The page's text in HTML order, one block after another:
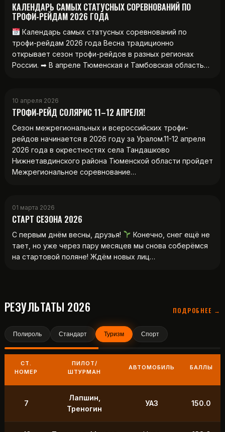
КАЛЕНДАРЬ САМЫХ СТАТУСНЫХ СОРЕВНОВАНИЙ ПО
ТРОФИ-РЕЙДАМ 2026 ГОДА
Календарь самых статусных соревнований по
трофи-рейдам 2026 года Весна традиционно
открывает сезон трофи-рейдов в разных регионах
России. ➡ В апреле Тюменская и Тамбовская область…
10 апреля 2026
ТРОФИ‑РЕЙД СОЛЯРИС 11–12 АПРЕЛЯ!
Сезон межрегиональных и всероссийских трофи-
рейдов начинается в 2026 году за Уралом.11-12 апреля
2026 года в окрестностях села Тандашково
Нижнетавдинского района Тюменской области пройдет
Межрегиональное соревнование…
01 марта 2026
СТАРТ СЕЗОНА 2026
С первым днём весны, друзья!
Конечно, снег ещё не
тает, но уже через пару месяцев мы снова соберёмся
на стартовой поляне! Ждём новых лиц…
РЕЗУЛЬТАТЫ 2026 ПОДРОБНЕЕ →
Полироль Стандарт Туризм Спорт
СТ.
НОМЕР
ПИЛОТ/
ШТУРМАН
АВТОМОБИЛЬ БАЛЛЫ
7
Лапшин,
Треногин
УАЗ 150.0